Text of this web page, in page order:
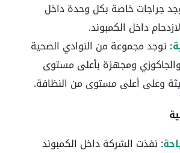
جراجات خاصة بكل وحدة داخل
داخل الكمبوند.
توجد مجموعة من النوادي الصحية
والجاكوزي ومجهزة بأعلى مستوى
وعلى أعلى مستوى من النظافة.
: نفذت الشركة داخل الكمبوند